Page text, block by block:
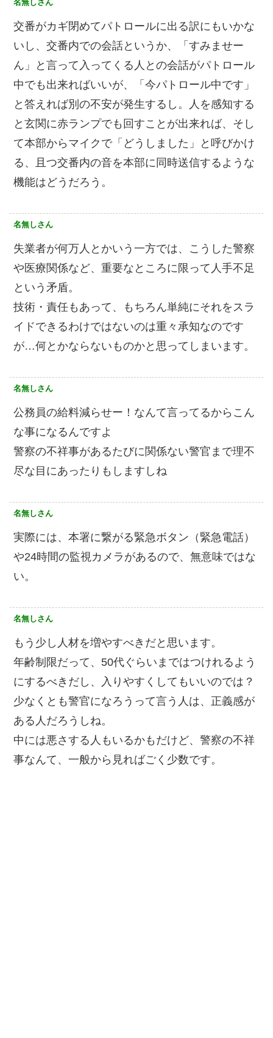
名無しさん
交番がカギ閉めてパトロールに出る訳にもいかな
いし、交番内での会話というか、「すみませー
ん」と言って入ってくる人との会話がパトロール
中でも出来ればいいが、「今パトロール中です」
と答えれば別の不安が発生するし。人を感知する
と玄関に赤ランプでも回すことが出来れば、そし
て本部からマイクで「どうしました」と呼びかけ
る、且つ交番内の音を本部に同時送信するような
機能はどうだろう。
名無しさん
失業者が何万人とかいう一方では、こうした警察
や医療関係など、重要なところに限って人手不足
という矛盾。
技術・責任もあって、もちろん単純にそれをスラ
イドできるわけではないのは重々承知なのです
が…何とかならないものかと思ってしまいます。
名無しさん
公務員の給料減らせー！なんて言ってるからこん
な事になるんですよ
警察の不祥事があるたびに関係ない警官まで理不
尽な目にあったりもしますしね
名無しさん
実際には、本署に繋がる緊急ボタン（緊急電話）
や24時間の監視カメラがあるので、無意味ではな
い。
名無しさん
もう少し人材を増やすべきだと思います。
年齢制限だって、50代ぐらいまではつけれるよう
にするべきだし、入りやすくしてもいいのでは？
少なくとも警官になろうって言う人は、正義感が
ある人だろうしね。
中には悪さする人もいるかもだけど、警察の不祥
事なんて、一般から見ればごく少数です。